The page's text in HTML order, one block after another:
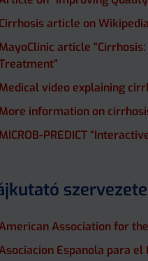
article on Wikipedia
article
video explaining
information on
PREDICT
Association for
Espanola para el